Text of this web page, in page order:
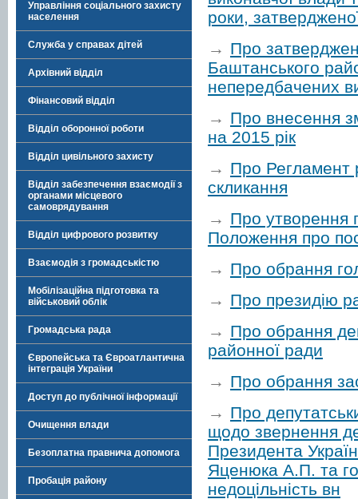
Управління соціального захисту
населення
Служба у справах дітей
Архівний відділ
Фінансовий відділ
Відділ оборонної роботи
Відділ цивільного захисту
Відділ забезпечення взаємодії з
органами місцевого
самоврядування
Відділ цифрового розвитку
Взаємодія з громадськістю
Мобілізаційна підготовка та
військовий облік
Громадська рада
Європейська та Євроатлантична
інтеграція України
Доступ до публічної інформації
Очищення влади
Безоплатна правнича допомога
Пробація району
роки,
→ Про
Баштанського
непередбачених
→ Про внесення
на 2015 рік
→ Про Регламент
скликання
→ Про утворення
Положення про
→ Про обрання
→ Про президію
→ Про обрання
районної ради
→ Про обрання
→ Про
щодо звернення
Президента
Яценюка А.П. та
недоцільність вн